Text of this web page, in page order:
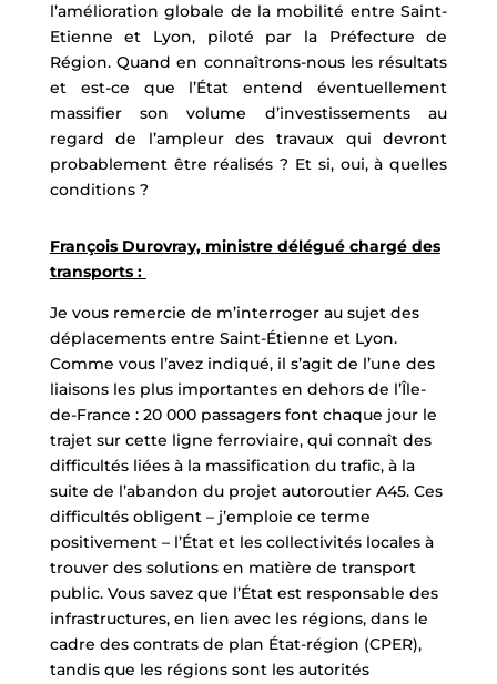
l’amélioration globale de la mobilité entre Saint-
Etienne et Lyon, piloté par la Préfecture de
Région. Quand en connaîtrons-nous les résultats
et est-ce que l’État entend éventuellement
massifier son volume d’investissements au
regard de l’ampleur des travaux qui devront
probablement être réalisés ? Et si, oui, à quelles
conditions ?
François Durovray, ministre délégué chargé des
transports :
Je vous remercie de m’interroger au sujet des
déplacements entre Saint-Étienne et Lyon.
Comme vous l’avez indiqué, il s’agit de l’une des
liaisons les plus importantes en dehors de l’Île-
de-France : 20 000 passagers font chaque jour le
trajet sur cette ligne ferroviaire, qui connaît des
difficultés liées à la massification du trafic, à la
suite de l’abandon du projet autoroutier A45. Ces
difficultés obligent – j’emploie ce terme
positivement – l’État et les collectivités locales à
trouver des solutions en matière de transport
public. Vous savez que l’État est responsable des
infrastructures, en lien avec les régions, dans le
cadre des contrats de plan État-région (CPER),
tandis que les régions sont les autorités